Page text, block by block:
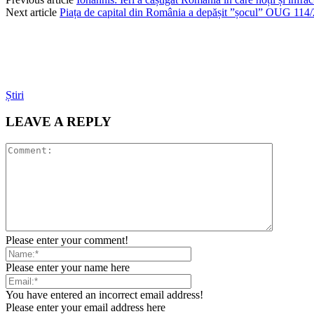
Next article Piața de capital din România a depășit ”șocul” OUG
Știri
LEAVE A REPLY
Please enter your comment!
Please enter your name here
You have entered an incorrect email address!
Please enter your email address here